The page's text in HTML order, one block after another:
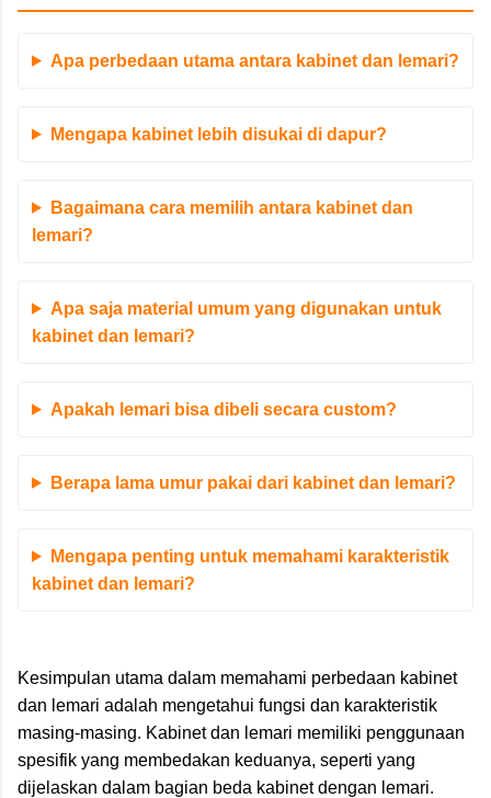
Apa perbedaan utama antara kabinet dan lemari?
Mengapa kabinet lebih disukai di dapur?
Bagaimana cara memilih antara kabinet dan
lemari?
Apa saja material umum yang digunakan untuk
kabinet dan lemari?
Apakah lemari bisa dibeli secara custom?
Berapa lama umur pakai dari kabinet dan lemari?
Mengapa penting untuk memahami karakteristik
kabinet dan lemari?
Kesimpulan utama dalam memahami perbedaan kabinet
dan lemari adalah mengetahui fungsi dan karakteristik
masing-masing. Kabinet dan lemari memiliki penggunaan
spesifik yang membedakan keduanya, seperti yang
dijelaskan dalam bagian beda kabinet dengan lemari.